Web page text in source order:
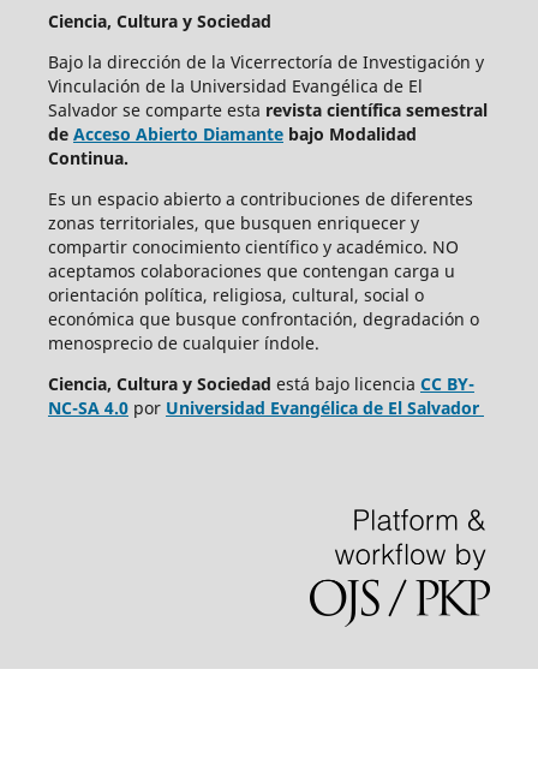
Ciencia, Cultura y Sociedad
Bajo la dirección de la Vicerrectoría de Investigación y
Vinculación de la Universidad Evangélica de El
Salvador se comparte esta revista científica semestral
de Acceso Abierto Diamantebajo Modalidad
Continua.
Es un espacio abierto a contribuciones de diferentes
zonas territoriales, que busquen enriquecer y
compartir conocimiento científico y académico. NO
aceptamos colaboraciones que contengan carga u
orientación política, religiosa, cultural, social o
económica que busque confrontación, degradación o
menosprecio de cualquier índole.
Ciencia, Cultura y Sociedad está bajo licencia CC BY-
NC-SA 4.0por Universidad Evangélica de El Salvador